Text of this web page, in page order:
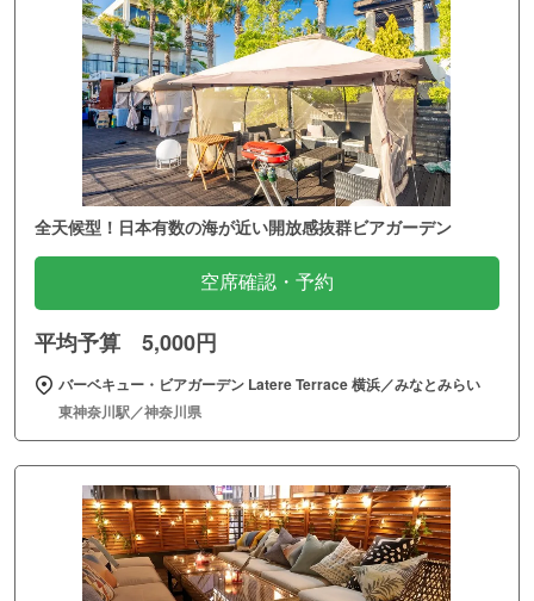
全天候型！日本有数の海が近い開放感抜群ビアガーデン
空席確認・予約
平均予算 5,000円
バーベキュー・ビアガーデン Latere Terrace 横浜／みなとみらい
東神奈川駅／神奈川県